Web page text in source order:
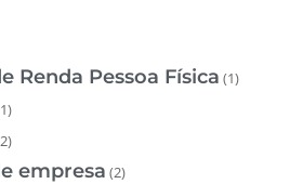
Renda Pessoa Física (1)
empresa (2)